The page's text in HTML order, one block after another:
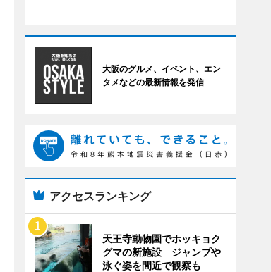
大阪のグルメ、イベント、エン
タメなどの最新情報を発信
アクセスランキング
天王寺動物園でホッキョク
グマの新施設 ジャンプや
泳ぐ姿を間近で観察も